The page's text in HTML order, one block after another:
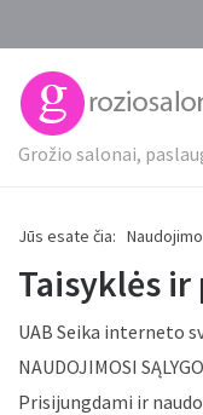
Grožio salonai,
Jūs esate čia:
Taisyklės
UAB Seika interneto
NAUDOJIMOSI
Prisijungdami ir